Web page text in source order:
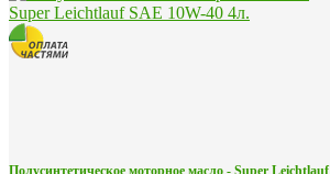
Полусинтетическое моторное масло - Super Leichtlauf